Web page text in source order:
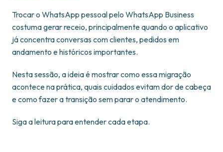
Trocar o WhatsApp pessoal pelo WhatsApp Business
costuma gerar receio, principalmente quando o aplicativo
já concentra conversas com clientes, pedidos em
andamento e históricos importantes.
Nesta sessão, a ideia é mostrar como essa migração
acontece na prática, quais cuidados evitam dor de cabeça
e como fazer a transição sem parar o atendimento.
Siga a leitura para entender cada etapa.